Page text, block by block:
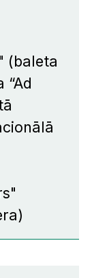
(baleta